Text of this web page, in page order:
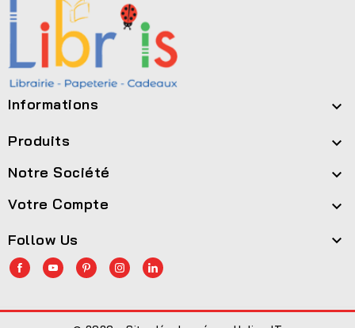
Informations 
Produits 
Notre Société 
Votre Compte 
Follow Us 